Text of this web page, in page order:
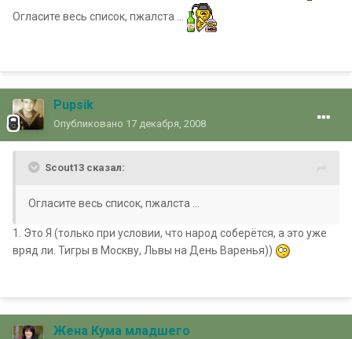
Огласите весь список, пжалста ...
Pupsik
Опубликовано 17 декабря, 2008
Scout13 сказал:
Огласите весь список, пжалста ...
1. Это Я (только при условии, что народ соберётся, а это уже
вряд ли. Тигры в Москву, Львы на День Варенья))
Жена Кума младшего